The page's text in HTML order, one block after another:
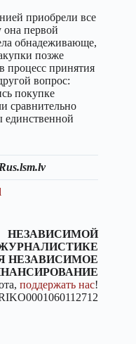
приобрели все
она первой
обнадеживающе,
позже
процесс принятия
вопрос:
покупке
сравнительно
единственной
НЕЗАВИСИМОЙ
НЕЗАВИСИМОЕ
поддержать нас!